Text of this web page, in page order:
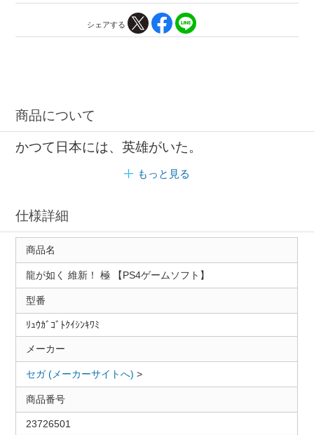
シェアする
商品について
かつて日本には、英雄がいた。
もっと見る
仕様詳細
商品名
龍が如く 維新！ 極 【PS4ゲームソフト】
型番
ﾘｭｳｶﾞｺﾞﾄｸｲｼﾝｷﾜﾐ
メーカー
セガ (メーカーサイトへ) >
商品番号
23726501